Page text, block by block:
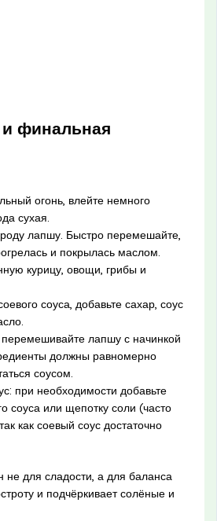
финальная
огонь, влейте немного
сухая.
лапшу. Быстро перемешайте,
и покрылась маслом.
курицу, овощи, грибы и
соуса, добавьте сахар, соус
лапшу с начинкой
должны равномерно
соусом.
при необходимости добавьте
соуса или щепотку соли (часто
как соевый соус достаточно
не для сладости, а для баланса
и подчёркивает солёные и